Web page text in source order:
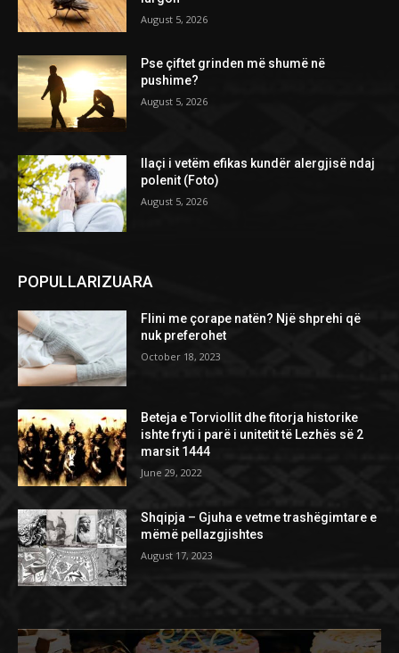
August 5, 2026
Pse çiftet grinden më shumë në
pushime?
August 5, 2026
Ilaçi i vetëm efikas kundër alergjisë ndaj
polenit (Foto)
August 5, 2026
POPULLARIZUARA
Flini me çorape natën? Një shprehi që
nuk preferohet
October 18, 2023
Beteja e Torviollit dhe fitorja historike
ishte fryti i parë i unitetit të Lezhës së 2
marsit 1444
June 29, 2022
Shqipja – Gjuha e vetme trashëgimtare e
mëmë pellazgjishtes
August 17, 2023